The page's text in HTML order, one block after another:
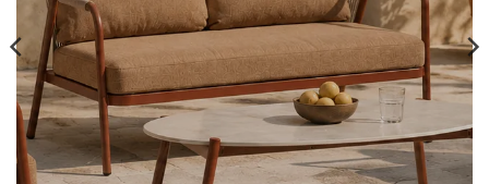
Consulenza sull'Acquisto. Tante Offerte e
Promozioni dedicate.
Il tuo Nome*